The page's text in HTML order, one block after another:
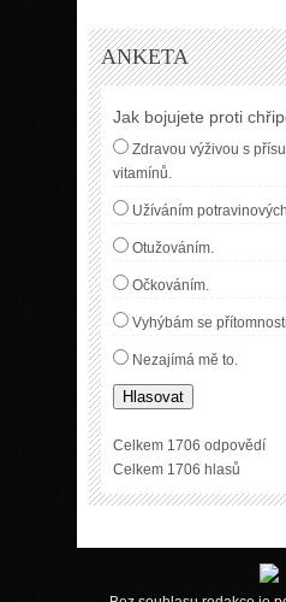
ANKETA
Jak bojujete proti
Zdravou výživou s
vitamínů.
Užíváním
Otužováním.
Očkováním.
Vyhýbám se
Nezajímá mě to.
Hlasovat
Celkem 1706 odpovědí
Celkem 1706 hlasů